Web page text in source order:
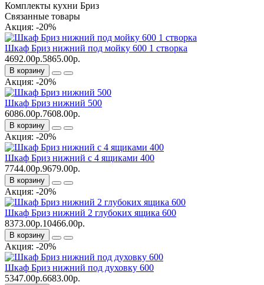
Комплекты кухни Бриз
Связанные товары
Акция: -20%
Шкаф Бриз нижний под мойку 600 1 створка
4692.00р.5865.00р.
В корзину
Акция: -20%
Шкаф Бриз нижний 500
6086.00р.7608.00р.
В корзину
Акция: -20%
Шкаф Бриз нижний с 4 ящиками 400
7744.00р.9679.00р.
В корзину
Акция: -20%
Шкаф Бриз нижний 2 глубоких ящика 600
8373.00р.10466.00р.
В корзину
Акция: -20%
Шкаф Бриз нижний под духовку 600
5347.00р.6683.00р.